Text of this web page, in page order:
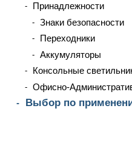
Принадлежности
Знаки безопасности
Переходники
Аккумуляторы
Консольные
Офисно-
Выбор по